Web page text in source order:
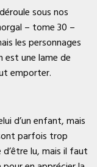
sous nos
– tome 30 –
les personnages
est une lame de
emporter.
d’un enfant, mais
parfois trop
lu, mais il faut